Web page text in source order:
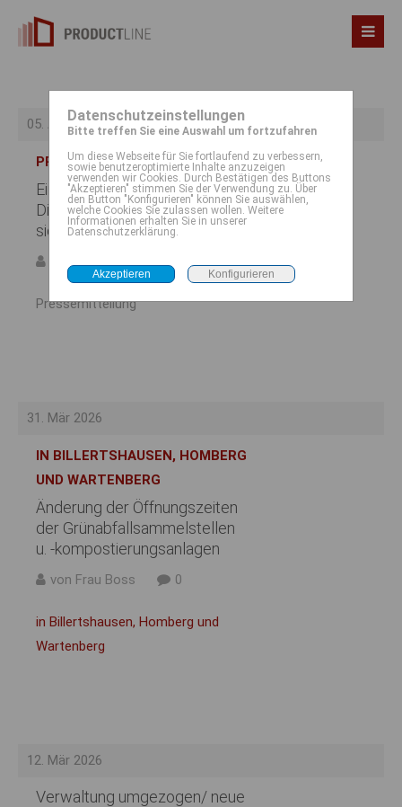
05. Aug 2026
PRESSEMITTEILUNG
Ein weiterer Schritt zur
Digitalisierung: ZAV führt
sichere KI-Lösung ein
von Frau Boss
Pressemitteilung
31. Mär 2026
IN BILLERTSHAUSEN, HOMBERG
UND WARTENBERG
Änderung der Öffnungszeiten
der Grünabfallsammelstellen
u. -kompostierungsanlagen
von Frau Boss 0
in Billertshausen, Homberg und
Wartenberg
12. Mär 2026
Verwaltung umgezogen/ neue
Datenschutzeinstellungen
Bitte treffen Sie eine Auswahl um fortzufahren
Um diese Webseite für Sie fortlaufend zu verbessern,
sowie benutzeroptimierte Inhalte anzuzeigen
verwenden wir Cookies. Durch Bestätigen des Buttons
"Akzeptieren" stimmen Sie der Verwendung zu. Über
den Button "Konfigurieren" können Sie auswählen,
welche Cookies Sie zulassen wollen. Weitere
Informationen erhalten Sie in unserer
Datenschutzerklärung.